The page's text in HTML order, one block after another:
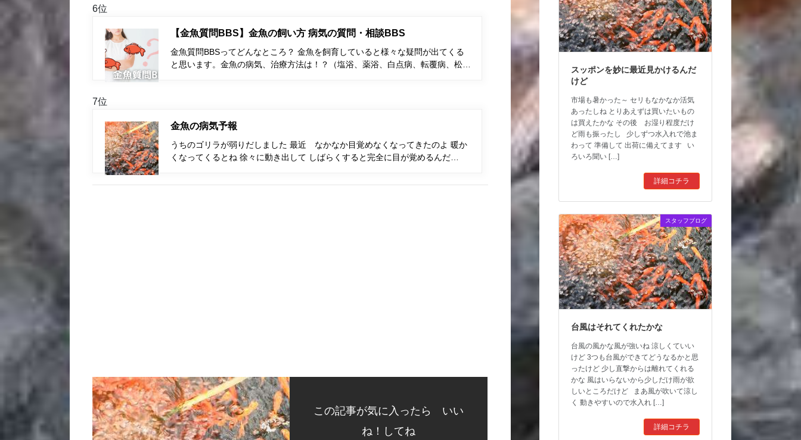
6位
【金魚質問BBS】金魚の飼い方 病気の質問・相談BBS
金魚質問BBSってどんなところ？ 金魚を飼育していると様々な疑問が出てくる
と思います。金魚の病気、治療方法は！？（塩浴、薬浴、白点病、転覆病、松…
7位
金魚の病気予報
うちのゴリラが弱りだしました 最近 なかなか目覚めなくなってきたのよ 暖か
くなってくるとね 徐々に動き出して しばらくすると完全に目が覚めるんだ…
この記事が気に入ったら いい
ね！してね
スッポンを妙に最近見かけるんだ
けど
市場も暑かった～ セリもなかなか活気
あったしね とりあえずは買いたいもの
は買えたかな その後 お湿り程度だけ
ど雨も振ったし 少しずつ水入れで池ま
わって 準備して 出荷に備えてます い
ろいろ聞い […]
詳細コチラ
スタッフブログ
台風はそれてくれたかな
台風の風かな風が強いね 涼しくていい
けど 3つも台風ができてどうなるかと思
ったけど 少し直撃からは離れてくれる
かな 風はいらないから少しだけ雨が欲
しいところだけど まあ風が吹いて涼し
く 動きやすいので水入れ […]
詳細コチラ